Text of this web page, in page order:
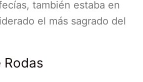
también estaba en
el más sagrado del
Rodas